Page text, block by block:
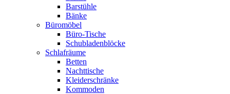
Barstühle
Bänke
Büromöbel
Büro-Tische
Schubladenblöcke
Schlafräume
Betten
Nachttische
Kleiderschränke
Kommoden